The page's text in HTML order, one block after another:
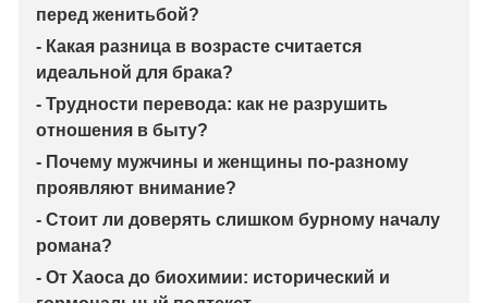
перед женитьбой?
- Какая разница в возрасте считается
идеальной для брака?
- Трудности перевода: как не разрушить
отношения в быту?
- Почему мужчины и женщины по-разному
проявляют внимание?
- Стоит ли доверять слишком бурному началу
романа?
- От Хаоса до биохимии: исторический и